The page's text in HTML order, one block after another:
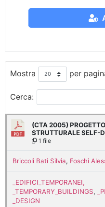
Mostra per
Cerca:
(CTA 2005)
STRUTTURALE SELF-
1 file
Briccoli Bati Silvia, Foschi
_EDIFICI_TEMPORANEI,
_TEMPORARY_BUILDINGS,
_DESIGN